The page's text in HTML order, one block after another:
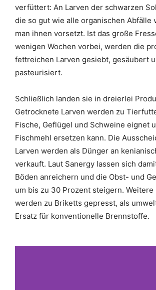
verfüttert: An Larven der schwarzen
die so gut wie alle organischen Abfälle
man ihnen vorsetzt. Ist das große
wenigen Wochen vorbei, werden die
fettreichen Larven gesiebt, gesäubert
pasteurisiert.
Schließlich landen sie in dreierlei
Getrocknete Larven werden zu
Fische, Geflügel und Schweine eignet
Fischmehl ersetzen kann. Die
Larven werden als Dünger an
verkauft. Laut Sanergy lassen sich
Böden anreichern und die Obst- und
um bis zu 30 Prozent steigern. Weitere
werden zu Briketts gepresst, als
Ersatz für konventionelle Brennstoffe.